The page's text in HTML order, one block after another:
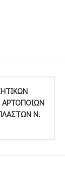
ΑΡΤΟΠΟΙΩΝ
Ν.